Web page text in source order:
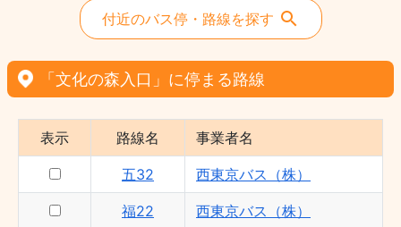
付近のバス停・路線を探す
「文化の森入口」に停まる路線
表示 路線名 事業者名
五32 西東京バス（株）
福22 西東京バス（株）